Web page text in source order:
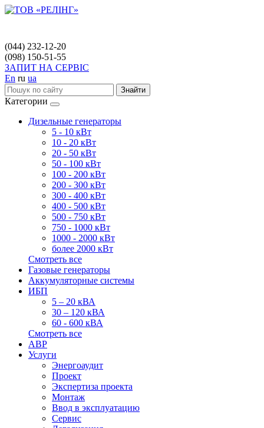
(044) 232-12-20
(098) 150-51-55
ЗАПИТ НА СЕРВІС
En ru ua
Знайти
Категории
Дизельные генераторы
5 - 10 кВт
10 - 20 кВт
20 - 50 кВт
50 - 100 кВт
100 - 200 кВт
200 - 300 кВт
300 - 400 кВт
400 - 500 кВт
500 - 750 кВт
750 - 1000 кВт
1000 - 2000 кВт
более 2000 кВт
Смотреть все
Газовые генераторы
Аккумуляторные системы
ИБП
5 – 20 кВА
30 – 120 кВА
60 - 600 кВА
Смотреть все
АВР
Услуги
Энергоаудит
Проект
Экспертиза проекта
Монтаж
Ввод в эксплуатацию
Сервис